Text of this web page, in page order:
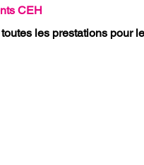
CEH
les prestations pour